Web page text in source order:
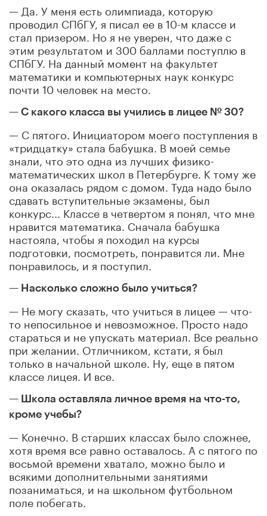
— Да. У меня есть олимпиада, которую
проводил СПбГУ, я писал ее в 10-м классе и
стал призером. Но я не уверен, что даже с
этим результатом и 300 баллами поступлю в
СПбГУ. На данный момент на факультет
математики и компьютерных наук конкурс
почти 10 человек на место.
— С какого класса вы учились в лицее № 30?
— С пятого. Инициатором моего поступления в
«тридцатку» стала бабушка. В моей семье
знали, что это одна из лучших физико-
математических школ в Петербурге. К тому же
она оказалась рядом с домом. Туда надо было
сдавать вступительные экзамены, был
конкурс... Классе в четвертом я понял, что мне
нравится математика. Сначала бабушка
настояла, чтобы я походил на курсы
подготовки, посмотреть, понравится ли. Мне
понравилось, и я поступил.
— Насколько сложно было учиться?
— Не могу сказать, что учиться в лицее — что-
то непосильное и невозможное. Просто надо
стараться и не упускать материал. Все реально
при желании. Отличником, кстати, я был
только в начальной школе. Ну, еще в пятом
классе лицея. И все.
— Школа оставляла личное время на что-то,
кроме учебы?
— Конечно. В старших классах было сложнее,
хотя время все равно оставалось. А с пятого по
восьмой времени хватало, можно было и
всякими дополнительными занятиями
позаниматься, и на школьном футбольном
поле побегать.